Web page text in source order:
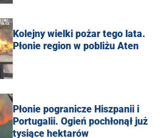
Kolejny wielki pożar tego lata.
Płonie region w pobliżu Aten
Płonie pogranicze Hiszpanii i
Portugalii. Ogień pochłonął już
tysiące hektarów